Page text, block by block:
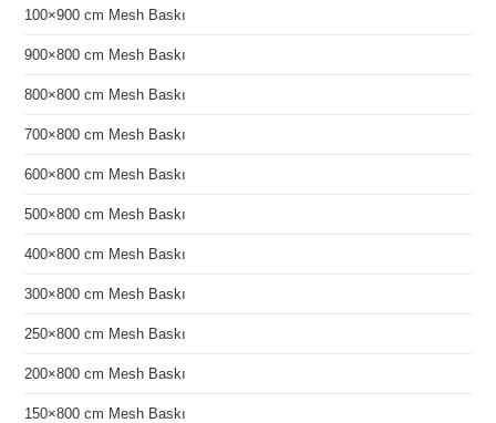
100×900 cm Mesh Baskı
900×800 cm Mesh Baskı
800×800 cm Mesh Baskı
700×800 cm Mesh Baskı
600×800 cm Mesh Baskı
500×800 cm Mesh Baskı
400×800 cm Mesh Baskı
300×800 cm Mesh Baskı
250×800 cm Mesh Baskı
200×800 cm Mesh Baskı
150×800 cm Mesh Baskı